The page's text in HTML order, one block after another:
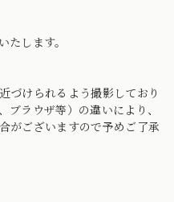
します。
づけられるよう撮影しており
ブラウザ等）の違いにより、
がございますので予めご了承